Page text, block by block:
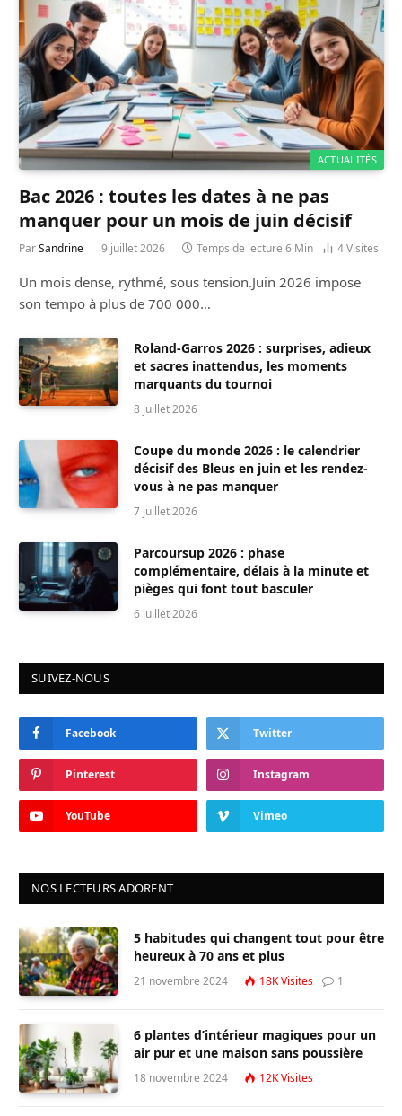
ACTUALITÉS
Bac 2026 : toutes les dates à ne pas
manquer pour un mois de juin décisif
ParSandrine 9 juillet 2026 Temps de lecture 6 Min 4Visites
Un mois dense, rythmé, sous tension.Juin 2026 impose
son tempo à plus de 700 000…
Roland-Garros 2026 : surprises, adieux
et sacres inattendus, les moments
marquants du tournoi
8 juillet 2026
Coupe du monde 2026 : le calendrier
décisif des Bleus en juin et les rendez-
vous à ne pas manquer
7 juillet 2026
Parcoursup 2026 : phase
complémentaire, délais à la minute et
pièges qui font tout basculer
6 juillet 2026
SUIVEZ-NOUS
Facebook Twitter
Pinterest Instagram
YouTube Vimeo
NOS LECTEURS ADORENT
5 habitudes qui changent tout pour être
heureux à 70 ans et plus
21 novembre 2024 18KVisites 1
6 plantes d’intérieur magiques pour un
air pur et une maison sans poussière
18 novembre 2024 12KVisites